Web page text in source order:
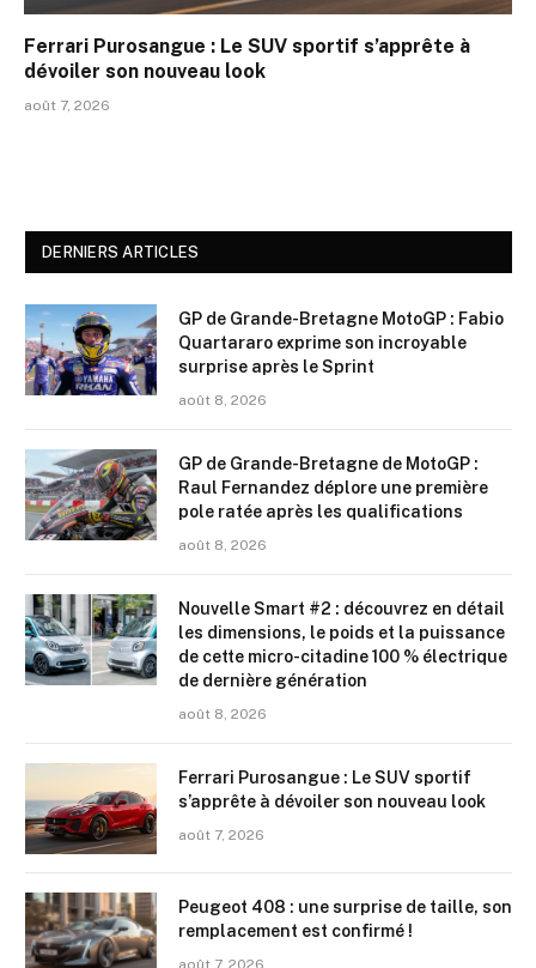
Ferrari Purosangue : Le SUV sportif s’apprête à
dévoiler son nouveau look
août 7, 2026
DERNIERS ARTICLES
GP de Grande-Bretagne MotoGP : Fabio
Quartararo exprime son incroyable
surprise après le Sprint
août 8, 2026
GP de Grande-Bretagne de MotoGP :
Raul Fernandez déplore une première
pole ratée après les qualifications
août 8, 2026
Nouvelle Smart #2 : découvrez en détail
les dimensions, le poids et la puissance
de cette micro-citadine 100 % électrique
de dernière génération
août 8, 2026
Ferrari Purosangue : Le SUV sportif
s’apprête à dévoiler son nouveau look
août 7, 2026
Peugeot 408 : une surprise de taille, son
remplacement est confirmé !
août 7, 2026